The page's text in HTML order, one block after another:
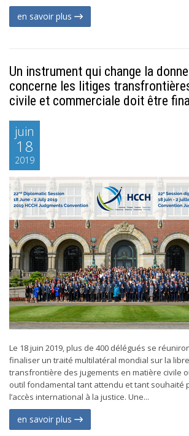
en savoir plus
Un instrument qui change la
concerne les litiges
civile et commerciale doit être
juin
18
2019
Le 18 juin 2019, plus de 400 délégués se
finaliser un traité multilatéral mondial sur la
transfrontière des jugements en matière civile
outil fondamental tant attendu et tant souhaité
l’accès international à la justice. Une...
en savoir plus